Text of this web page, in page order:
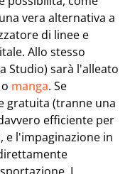
vera alternativa a
di linee e
Allo stesso
Studio) sarà l'alleato
manga. Se
gratuita (tranne una
efficiente per
e l'impaginazione in